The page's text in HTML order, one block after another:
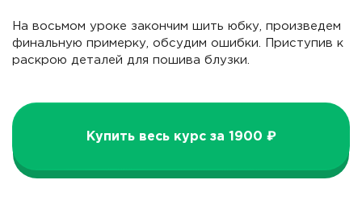
На восьмом уроке закончим шить юбку, произведем
финальную примерку, обсудим ошибки. Приступив к
раскрою деталей для пошива блузки.
Купить весь курс за 1900 ₽